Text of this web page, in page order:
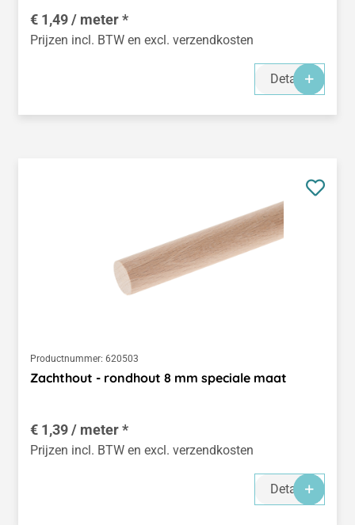
€ 1,49 / meter *
Prijzen incl. BTW en excl. verzendkosten
Details
Productnummer: 620503
Zachthout - rondhout 8 mm speciale maat
€ 1,39 / meter *
Prijzen incl. BTW en excl. verzendkosten
Details